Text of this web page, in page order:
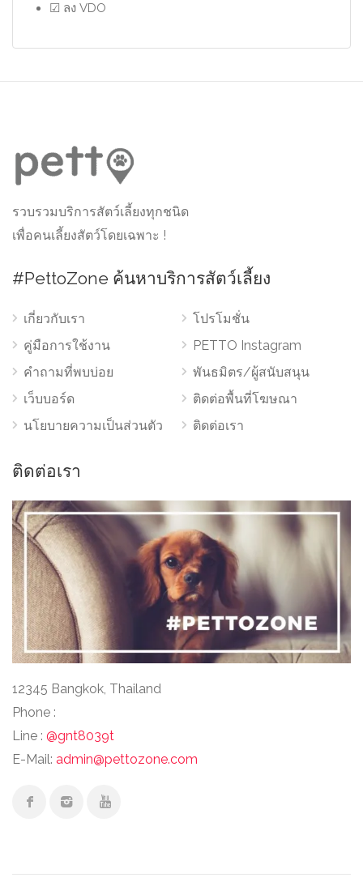
☑ ลง VDO
รวบรวมบริการสัตว์เลี้ยงทุกชนิด
เพื่อคนเลี้ยงสัตว์โดยเฉพาะ !
#PettoZone ค้นหาบริการสัตว์เลี้ยง
เกี่ยวกับเรา
คู่มือการใช้งาน
คำถามที่พบบ่อย
เว็บบอร์ด
นโยบายความเป็นส่วนตัว
โปรโมชั่น
PETTO Instagram
พันธมิตร/ผู้สนับสนุน
ติดต่อพื้นที่โฆษณา
ติดต่อเรา
ติดต่อเรา
12345 Bangkok, Thailand
Phone :
Line : @gnt8039t
E-Mail: admin@pettozone.com